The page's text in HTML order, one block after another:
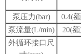
泵压力(bar) 0.4(
泵流量(L/min) 20(
外循环接口尺